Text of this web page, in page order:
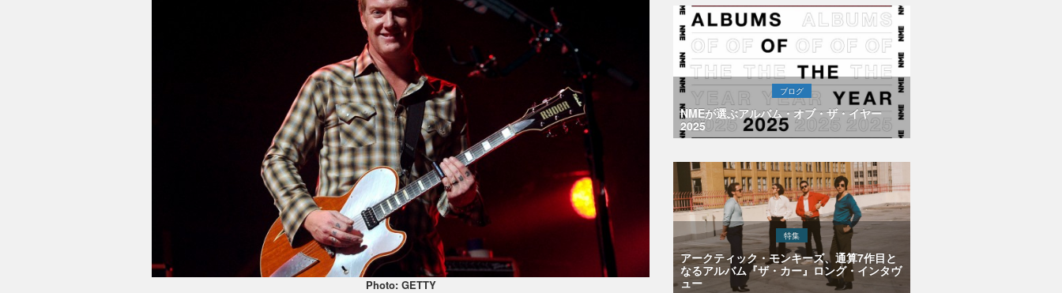
Photo: GETTY
ブログ
NMEが選ぶアルバム・オブ・ザ・イヤー
2025
特集
アークティック・モンキーズ、通算7作目と
なるアルバム『ザ・カー』ロング・インタヴ
ュー